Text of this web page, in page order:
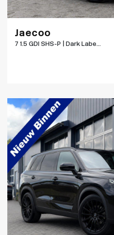
Jaecoo
7 1.5 GDI SHS-P | Dark Labe...